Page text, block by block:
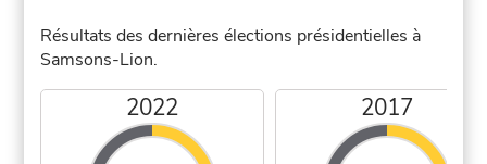
Résultats des dernières élections présidentielles à
Samsons-Lion.
2022 2017